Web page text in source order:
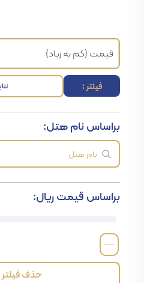
فیلتر :
براساس نام هتل:
براساس قیمت ریال:
—
حذف